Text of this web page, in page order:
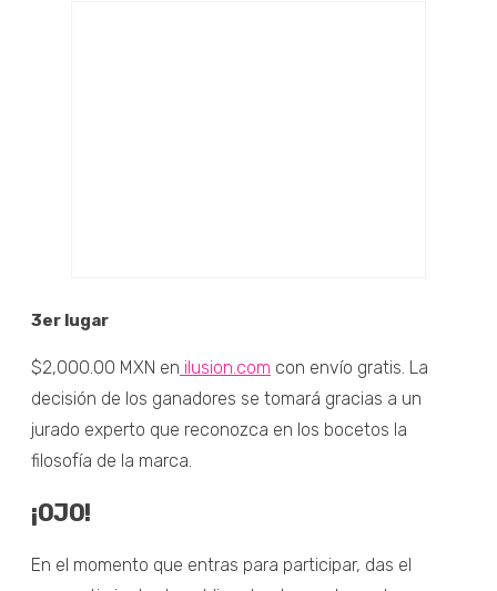
3er lugar
$2,000.00 MXN en ilusion.com con envío gratis. La
decisión de los ganadores se tomará gracias a un
jurado experto que reconozca en los bocetos la
filosofía de la marca.
¡OJO!
En el momento que entras para participar, das el